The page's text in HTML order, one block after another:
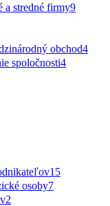
a stredné firmy9
obchod4
spoločnosti4
15
osoby7
2